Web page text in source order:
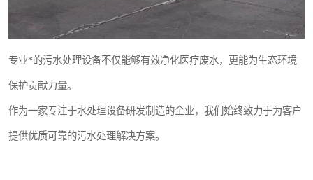
专业*的污水处理设备不仅能够有效净化医疗废水，更能为生态环境
保护贡献力量。
作为一家专注于水处理设备研发制造的企业，我们始终致力于为客户
提供优质可靠的污水处理解决方案。